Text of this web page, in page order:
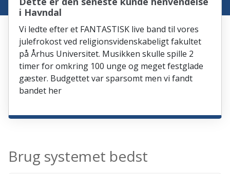
i Havndal
Vi ledte efter et FANTASTISK live band til vores
julefrokost ved religionsvidenskabeligt fakultet
på Århus Universitet. Musikken skulle spille 2
timer for omkring 100 unge og meget festglade
gæster. Budgettet var sparsomt men vi fandt
bandet her
Brug systemet bedst